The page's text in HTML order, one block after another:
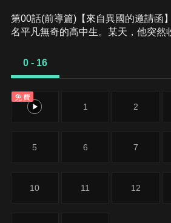
第00話(前導篇)【來自異國的邀請函
名平凡無奇的高中生。某天，他突然
待遇給吸引，但他卻還是無法下定
0 - 16
免費
0 1 2
5 6 7
10 11 12